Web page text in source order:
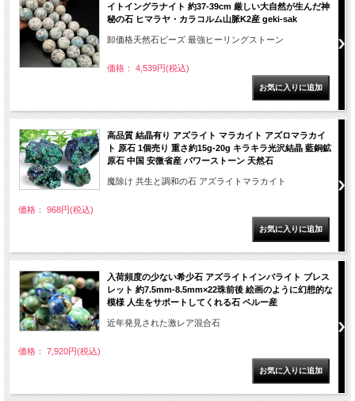
イトイングラナイト 約37-39cm 厳しい大自然が生んだ神
秘の石 ヒマラヤ・カラコルム山脈K2産 geki-sak
卸価格天然石ビーズ 最強ヒーリングストーン
価格： 4,539円(税込)
高品質 結晶有り アズライト マラカイト アズロマラカイ
ト 原石 1個売り 重さ約15g-20g キラキラ光沢結晶 藍銅鉱
原石 中国 安微省産 パワーストーン 天然石
魔除け 共生と調和の石 アズライトマラカイト
価格： 968円(税込)
入荷頻度の少ない希少石 アズライトインバライト ブレス
レット 約7.5mm-8.5mm×22珠前後 絵画のように幻想的な
模様 人生をサポートしてくれる石 ペルー産
近年発見された激レア混合石
価格： 7,920円(税込)